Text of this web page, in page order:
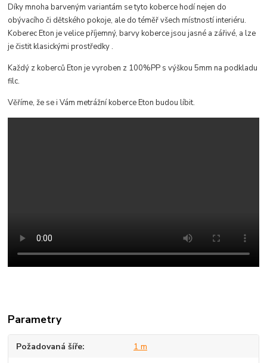
Díky mnoha barveným variantám se tyto koberce hodínejen do
obývacího či dětského pokoje, ale do téměř všech místností interiéru.
Koberec Eton je velice příjemný, barvy koberce jsou jasné a zářivé, a lze
je čistit klasickými prostředky.
Každý z koberců Eton je vyroben z 100%PP s výškou 5mm na podkladu
filc.
Věříme, že se i Vám metrážní koberce Eton budou líbit.
Parametry
Požadovaná šíře 1 m